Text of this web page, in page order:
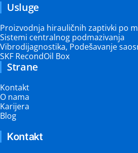
Usluge
Proizvodnja hirauličnih zaptivki po
Sistemi centralnog podmazivanja
Vibrodijagnostika, Podešavanje
SKF RecondOil Box
Strane
Kontakt
O nama
Karijera
Blog
Kontakt